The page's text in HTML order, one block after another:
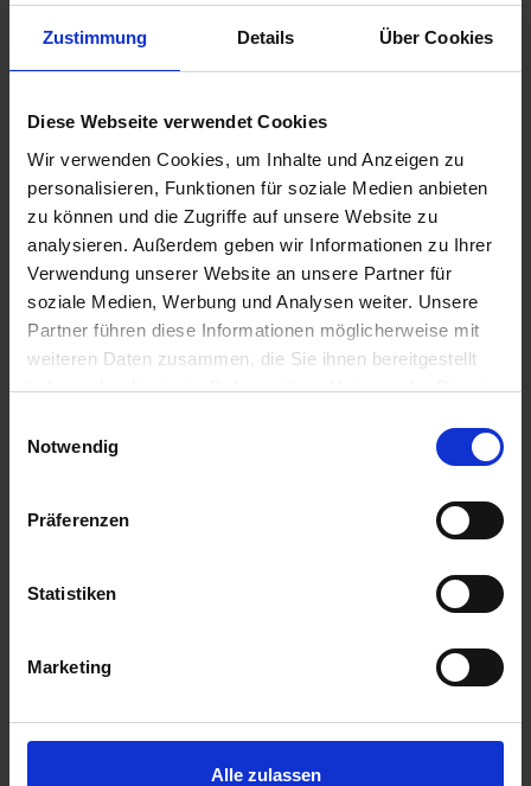
Zustimmung Details Über Cookies
Diese Webseite verwendet Cookies
Wir verwenden Cookies, um Inhalte und Anzeigen zu
personalisieren, Funktionen für soziale Medien anbieten
zu können und die Zugriffe auf unsere Website zu
analysieren. Außerdem geben wir Informationen zu Ihrer
Verwendung unserer Website an unsere Partner für
soziale Medien, Werbung und Analysen weiter. Unsere
Partner führen diese Informationen möglicherweise mit
weiteren Daten zusammen, die Sie ihnen bereitgestellt
haben oder die sie im Rahmen Ihrer Nutzung der Dienste
Notwendig
Präferenzen
Statistiken
Marketing
Alle zulassen
Karriereseite gestalten oder der aktuellen ein
Upgrade geben möchten und Input suchen, was
eine Karriereseite enthalten muss und worauf
bei der Erstellung geachtet werden muss.
On demand anschauen
Talent Acquisition Hacks & Praxis-